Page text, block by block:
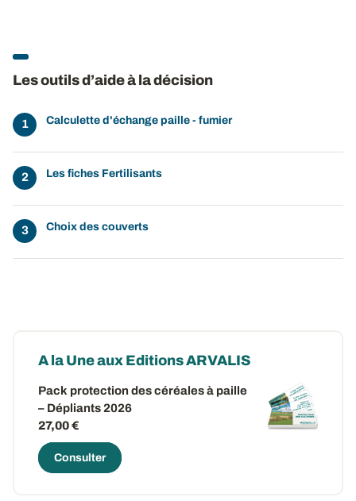
Les outils d’aide à la décision
Calculette d'échange paille - fumier
Les fiches Fertilisants
Choix des couverts
A la Une aux Editions ARVALIS
Pack protection des céréales à paille
– Dépliants 2026
27,00 €
Consulter